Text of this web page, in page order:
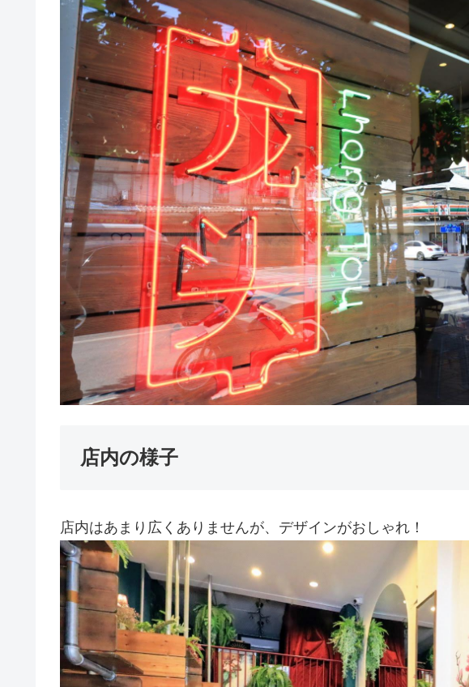
店内の様子
店内はあまり広くありませんが、デザインがおしゃれ！